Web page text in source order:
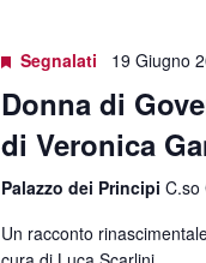
Segnalati 19 Giugno
Donna di
di Veronica
Palazzo dei Principi C.so
Un racconto